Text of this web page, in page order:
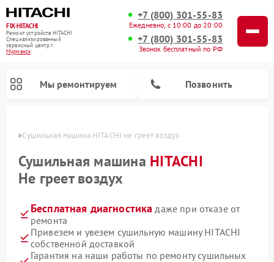
FIX-HITACHI
Ремонт устройств HITACHI
Специализированный
cервисный центр г.
Мурманск
+7 (800) 301-55-83
Ежедневно, с 10:00 до 20:00
+7 (800) 301-55-83
Звонок бесплатный по РФ
Мы ремонтируем Позвонить
Сушильная машина HITACHI не греет воздух
Сушильная машина HITACHI
Не греет воздух
Бесплатная диагностика даже при отказе от
ремонта
Привезем и увезем сушильную машину HITACHI
собственной доставкой
Гарантия на наши работы по ремонту сушильных